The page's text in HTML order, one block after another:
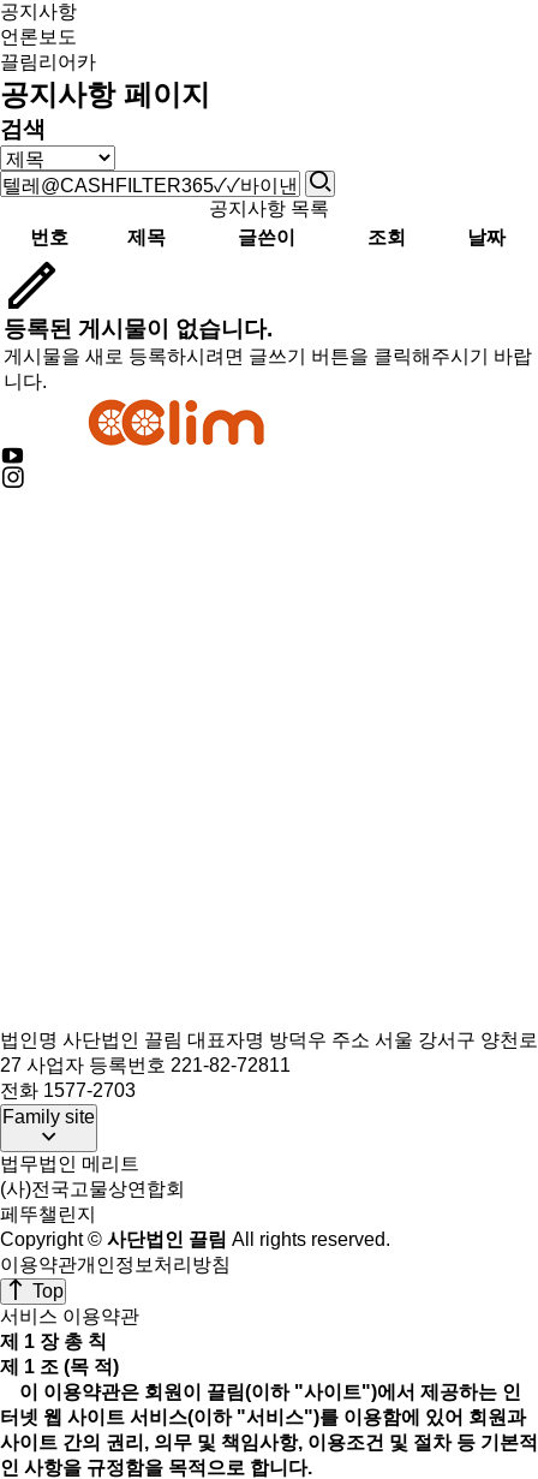
공지사항
언론보도
끌림리어카
공지사항 페이지
검색
공지사항 목록
번호
제목 글쓴이 조회 날짜
등록된 게시물이 없습니다.
게시물을 새로 등록하시려면 글쓰기 버튼을 클릭해주시기 바랍
니다.
법인명 사단법인 끌림 대표자명 방덕우 주소 서울 강서구 양천로
27 사업자 등록번호 221-82-72811
전화 1577-2703
Family site
법무법인 메리트
(사)전국고물상연합회
페뚜챌린지
Copyright © 사단법인 끌림 All rights reserved.
이용약관개인정보처리방침
Top
서비스 이용약관
제 1 장 총 칙
제 1 조 (목 적)
이 이용약관은 회원이 끌림(이하 "사이트")에서 제공하는 인
터넷 웹 사이트 서비스(이하 "서비스")를 이용함에 있어 회원과
사이트 간의 권리, 의무 및 책임사항, 이용조건 및 절차 등 기본적
인 사항을 규정함을 목적으로 합니다.